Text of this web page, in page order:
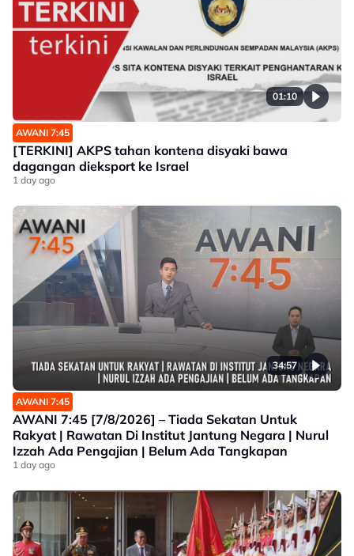
01:10
AWANI 7:45
[TERKINI] AKPS tahan kontena disyaki bawa
dagangan dieksport ke Israel
1 day ago
34:57
AWANI 7:45
AWANI 7:45 [7/8/2026] – Tiada Sekatan Untuk
Rakyat | Rawatan Di Institut Jantung Negara | Nurul
Izzah Ada Pengajian | Belum Ada Tangkapan
1 day ago